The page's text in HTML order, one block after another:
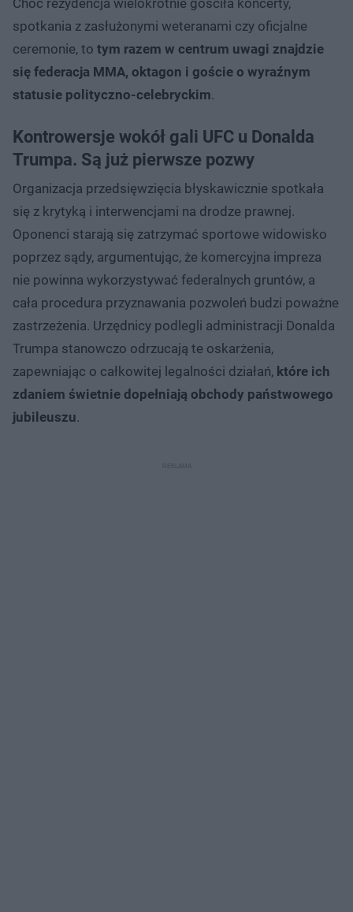
spotkania z zasłużonymi weteranami czy oficjalne
ceremonie, to tym razem w centrum uwagi znajdzie
się federacja MMA, oktagon i goście o wyraźnym
statusie polityczno-celebryckim.
Kontrowersje wokół gali UFC u Donalda
Trumpa. Są już pierwsze pozwy
Organizacja przedsięwzięcia błyskawicznie spotkała
się z krytyką i interwencjami na drodze prawnej.
Oponenci starają się zatrzymać sportowe widowisko
poprzez sądy, argumentując, że komercyjna impreza
nie powinna wykorzystywać federalnych gruntów, a
cała procedura przyznawania pozwoleń budzi poważne
zastrzeżenia. Urzędnicy podlegli administracji Donalda
Trumpa stanowczo odrzucają te oskarżenia,
zapewniając o całkowitej legalności działań, które ich
zdaniem świetnie dopełniają obchody państwowego
jubileuszu.